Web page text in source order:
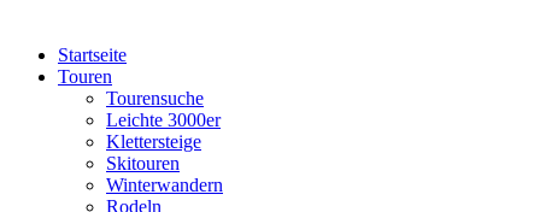
Startseite
Touren
Tourensuche
Leichte 3000er
Klettersteige
Skitouren
Winterwandern
Rodeln